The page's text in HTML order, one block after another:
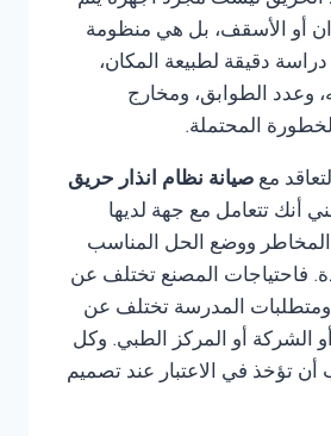
أو الأسقف، بل هي منظومة
دراسة دقيقة لطبيعة المكان،
وعدد الطوابق، ومخارج
المحتملة.
مع صيانة نظام انذار حريق
أنك تتعامل مع جهة لديها
المخاطر ووضع الحل المناسب
فاحتياجات المصنع تختلف عن
ومتطلبات المدرسة تختلف عن
الشركة أو المركز الطبي. وكل
تؤخذ في الاعتبار عند تصميم